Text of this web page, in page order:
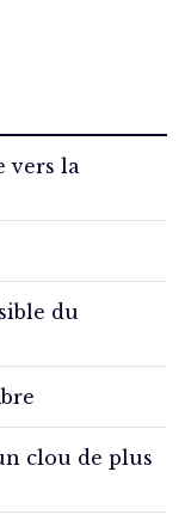
vers la
du
clou de plus